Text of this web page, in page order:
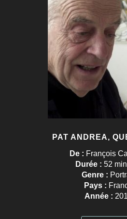
PAT ANDREA,
De : François
Durée : 52
Genre :
Pays :
Année :